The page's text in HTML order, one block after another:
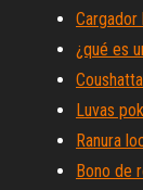
Cargador
¿qué es
Luvas
Ranura
Bono de